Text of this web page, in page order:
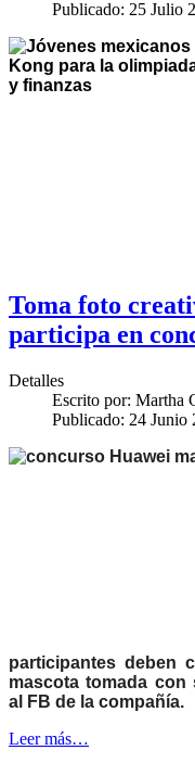
Publicado: 25 Julio
Toma foto
participa en
Detalles
Escrito por: Martha
Publicado: 24 Junio
participantes deben
mascota tomada con
al FB de la compañía.
Leer más…